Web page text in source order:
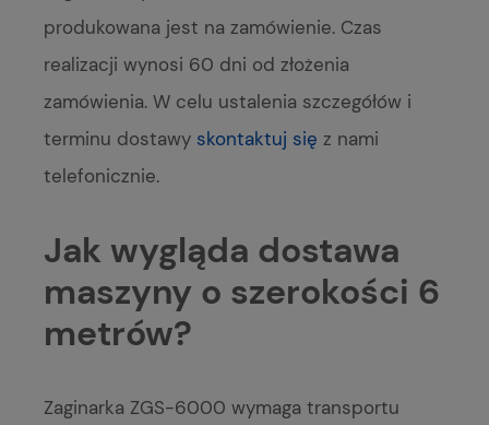
produkowana jest na zamówienie. Czas
realizacji wynosi 60 dni od złożenia
zamówienia. W celu ustalenia szczegółów i
terminu dostawy skontaktuj się z nami
telefonicznie.
Jak wygląda dostawa
maszyny o szerokości 6
metrów?
Zaginarka ZGS-6000 wymaga transportu